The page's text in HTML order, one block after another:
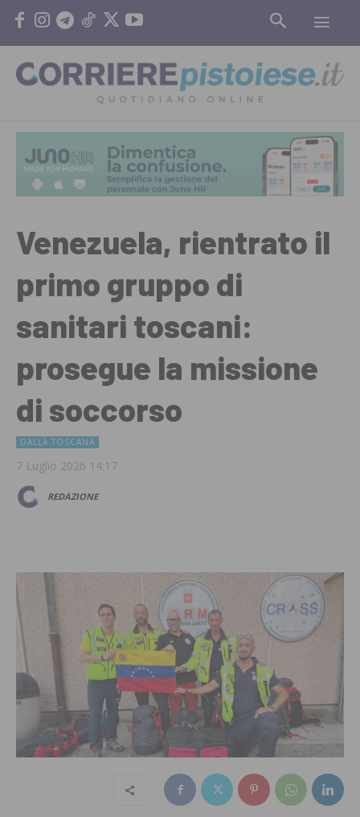
Venezuela, rientrato il
primo gruppo di
sanitari toscani:
prosegue la missione
di soccorso
DALLA TOSCANA
7 Luglio 2026 14:17
REDAZIONE